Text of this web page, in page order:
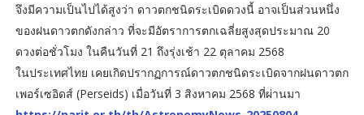
จึงมีความเป็นไปได้สูงว่า ดาวตกชนิดระเบิดดวงนี้ อาจเป็นส่วนหนึ่ง
ของฝนดาวตกดังกล่าว ที่จะมีอัตราการตกเฉลี่ยสูงสุดประมาณ 20
ดวงต่อชั่วโมง ในคืนวันที่ 21 ถึงรุ่งเช้า 22 ตุลาคม 2568
ในประเทศไทย เคยเกิดปรากฏการณ์ดาวตกชนิดระเบิดจากฝนดาวตก
เพอร์เซอิดส์ (Perseids) เมื่อวันที่ 3 สิงหาคม 2568 ที่ผ่านมา